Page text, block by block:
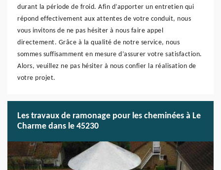
durant la période de froid. Afin d’apporter un entretien qui
répond effectivement aux attentes de votre conduit, nous
vous invitons de ne pas hésiter à nous faire appel
directement. Grâce à la qualité de notre service, nous
sommes suffisamment en mesure d’assurer votre satisfaction.
Alors, veuillez ne pas hésiter à nous confier la réalisation de
votre projet.
Les travaux de ramonage pour les cheminées à Le
Charme dans le 45230